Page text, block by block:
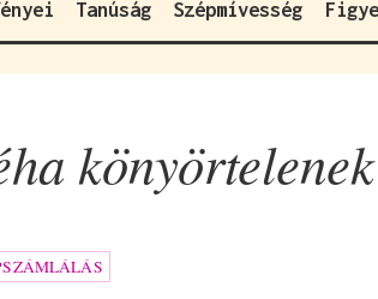
Tanúság Szépmívesség
könyörtelenek